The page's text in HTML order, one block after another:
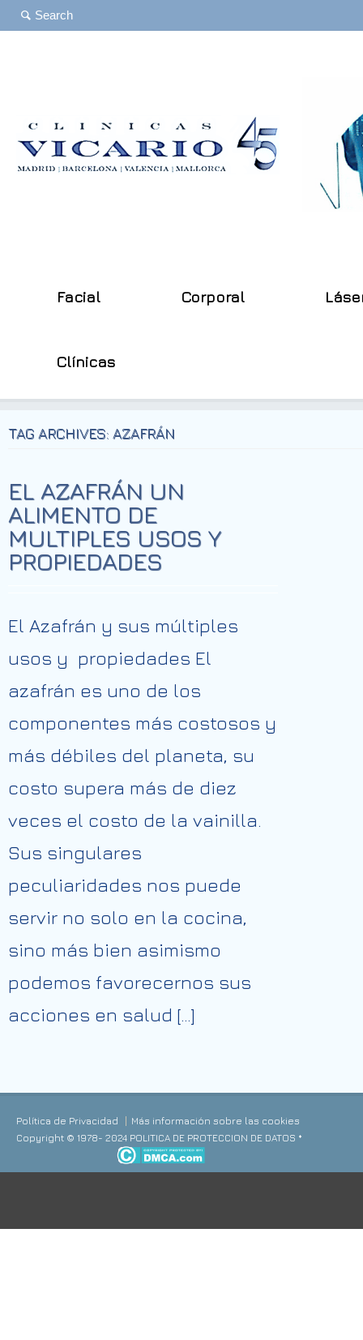
Facial Corporal
Clínicas
TAG ARCHIVES: AZAFRÁN
EL AZAFRÁN UN
ALIMENTO DE
MULTIPLES USOS Y
PROPIEDADES
El Azafrán y sus múltiples
usos y propiedades El
azafrán es uno de los
componentes más costosos y
más débiles del planeta, su
costo supera más de diez
veces el costo de la vainilla.
Sus singulares
peculiaridades nos puede
servir no solo en la cocina,
sino más bien asimismo
podemos favorecernos sus
acciones en salud […]
Política de Privacidad
Más información sobre las cookies
Copyright © 1978- 2024 POLITICA DE PROTECCION DE DATOS *